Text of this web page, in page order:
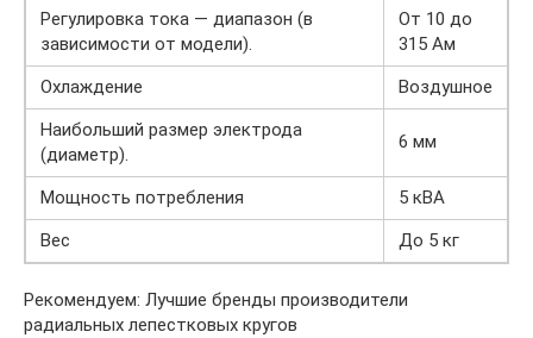
Регулировка тока — диапазон (в
зависимости от модели).
От 10 до
315 Ам
Охлаждение
Воздушное
Наибольший размер электрода
(диаметр).
6 мм
Мощность потребления
5 кВА
Вес
До 5 кг
Рекомендуем: Лучшие бренды производители
радиальных лепестковых кругов